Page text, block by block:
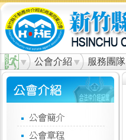
公會介紹 服務團隊